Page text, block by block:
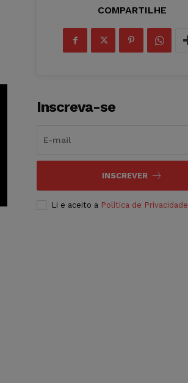
COMPARTILHE
Inscreva-se
INSCREVER
Li e aceito a Política de Privacidade